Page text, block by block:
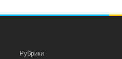
Рубрики